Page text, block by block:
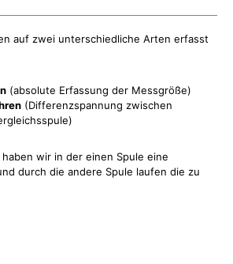
auf zwei unterschiedliche Arten erfasst
(absolute Erfassung der Messgröße)
(Differenzspannung zwischen
wir in der einen Spule eine
durch die andere Spule laufen die zu